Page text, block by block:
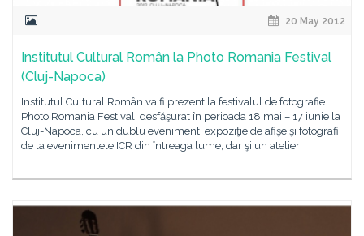
20 May 2012
Institutul Cultural Român la Photo Romania Festival
(Cluj-Napoca)
Institutul Cultural Român va fi prezent la festivalul de fotografie
Photo Romania Festival, desfăşurat în perioada 18 mai – 17 iunie la
Cluj-Napoca, cu un dublu eveniment: expoziţie de afişe şi fotografii
de la evenimentele ICR din întreaga lume, dar şi un atelier